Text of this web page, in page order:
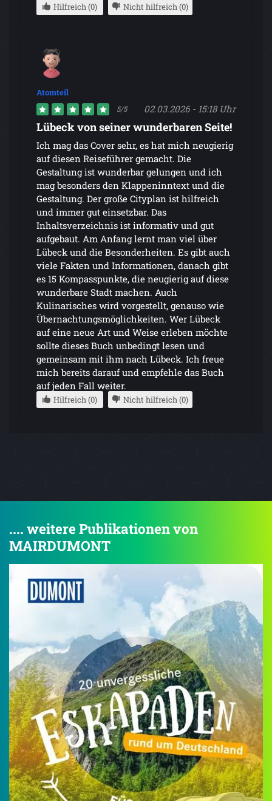
Hilfreich (0) Nicht hilfreich (0)
Atomteil
5/5 02.03.2026 - 15:18 Uhr
Lübeck von seiner wunderbaren Seite!
Ich mag das Cover sehr, es hat mich neugierig
auf diesen Reiseführer gemacht. Die
Gestaltung ist wunderbar gelungen und ich
mag besonders den Klappeninntext und die
Gestaltung. Der große Cityplan ist hilfreich
und immer gut einsetzbar. Das
Inhaltsverzeichnis ist informativ und gut
aufgebaut. Am Anfang lernt man viel über
Lübeck und die Besonderheiten. Es gibt auch
viele Fakten und Informationen, danach gibt
es 15 Kompasspunkte, die neugierig auf diese
wunderbare Stadt machen. Auch
Kulinarisches wird vorgestellt, genauso wie
Übernachtungsmöglichkeiten. Wer Lübeck
auf eine neue Art und Weise erleben möchte
sollte dieses Buch unbedingt lesen und
gemeinsam mit ihm nach Lübeck. Ich freue
mich bereits darauf und empfehle das Buch
auf jeden Fall weiter.
Hilfreich (0) Nicht hilfreich (0)
.... weitere Publikationen von
MAIRDUMONT